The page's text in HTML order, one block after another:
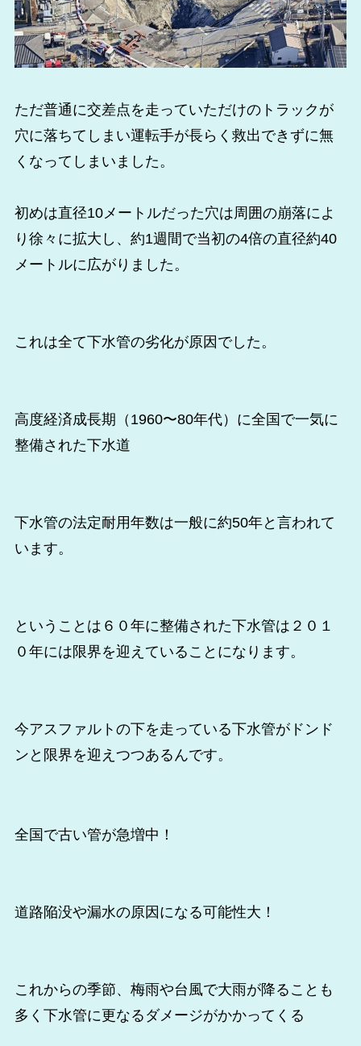
ただ普通に交差点を走っていただけのトラックが
穴に落ちてしまい運転手が長らく救出できずに無
くなってしまいました。
初めは直径10メートルだった穴は周囲の崩落によ
り徐々に拡大し、約1週間で当初の4倍の直径約40
メートルに広がりました。
これは全て下水管の劣化が原因でした。
高度経済成長期（1960〜80年代）に全国で一気に
整備された下水道
下水管の法定耐用年数は一般に約50年と言われて
います。
ということは６０年に整備された下水管は２０１
０年には限界を迎えていることになります。
今アスファルトの下を走っている下水管がドンド
ンと限界を迎えつつあるんです。
全国で古い管が急増中！
道路陥没や漏水の原因になる可能性大！
これからの季節、梅雨や台風で大雨が降ることも
多く下水管に更なるダメージがかかってくる